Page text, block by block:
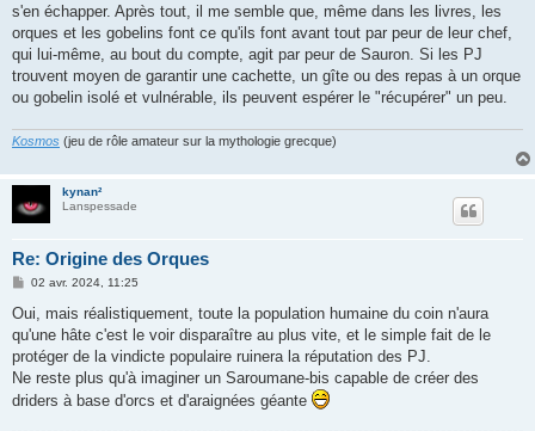
s'en échapper. Après tout, il me semble que, même dans les livres, les
orques et les gobelins font ce qu'ils font avant tout par peur de leur chef,
qui lui-même, au bout du compte, agit par peur de Sauron. Si les PJ
trouvent moyen de garantir une cachette, un gîte ou des repas à un orque
ou gobelin isolé et vulnérable, ils peuvent espérer le "récupérer" un peu.
Kosmos (jeu de rôle amateur sur la mythologie grecque)
kynan²
Lanspessade
Re: Origine des Orques
M
s
a
g
02 avr. 2024, 11:25
Oui, mais réalistiquement, toute la population humaine du coin n'aura
qu'une hâte c'est le voir disparaître au plus vite, et le simple fait de le
protéger de la vindicte populaire ruinera la réputation des PJ.
Ne reste plus qu'à imaginer un Saroumane-bis capable de créer des
driders à base d'orcs et d'araignées géante